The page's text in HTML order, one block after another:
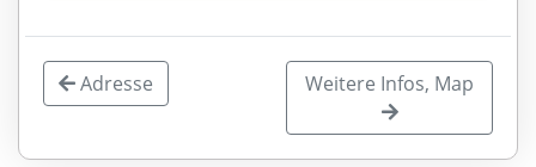
Adresse Weitere Infos, Map